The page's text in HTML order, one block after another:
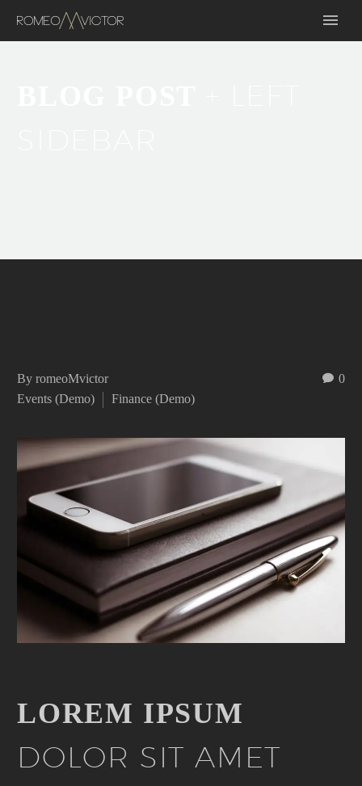
0
By romeoMvictor
Events (Demo)
Finance (Demo)
LOREM IPSUM
DOLOR SIT AMET